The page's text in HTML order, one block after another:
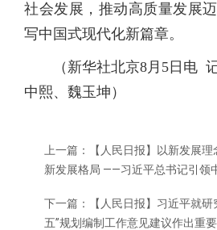
社会发展，推动高质量发展
写中国式现代化新篇章。
（新华社北京8月5日电 记
中熙、魏玉坤）
上一篇：
【人民日报】以新发展
新发展格局 ——习近平总书记引领
下一篇：
【人民日报】习近平就
五”规划编制工作意见建议作出重